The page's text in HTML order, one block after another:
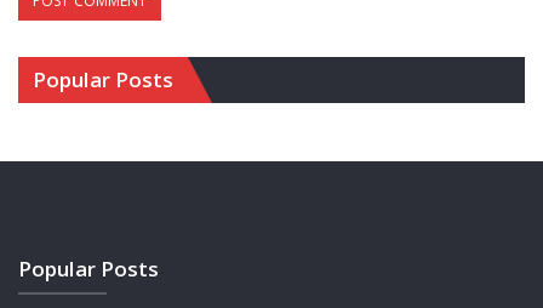
Popular Posts
Popular Posts